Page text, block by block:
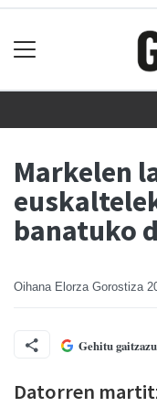
Markelen
banatuko
Oihana Elorza Gorostiza
Gehitu
Datorren